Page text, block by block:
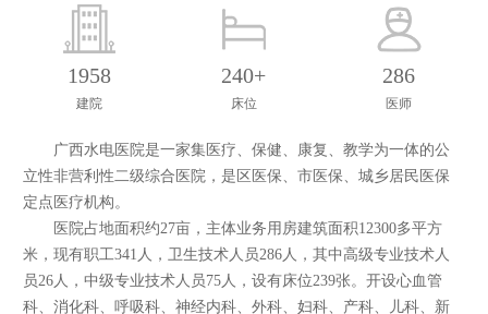
1958
建院
240+
床位
286
医师
广西水电医院是一家集医疗、保健、康复、教学为一体的公
立性非营利性二级综合医院，是区医保、市医保、城乡居民医保
定点医疗机构。
医院占地面积约27亩，主体业务用房建筑面积12300多平方
米，现有职工341人，卫生技术人员286人，其中高级专业技术人
员26人，中级专业技术人员75人，设有床位239张。开设心血管
科、消化科、呼吸科、神经内科、外科、妇科、产科、儿科、新